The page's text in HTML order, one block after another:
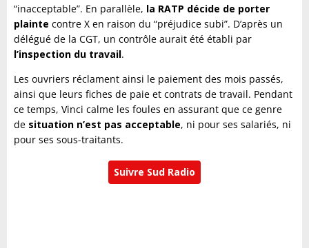
“inacceptable”. En parallèle, la RATP décide de porter
plainte contre X en raison du “préjudice subi”. D’après un
délégué de la CGT, un contrôle aurait été établi par
l’inspection du travail.
Les ouvriers réclament ainsi le paiement des mois passés,
ainsi que leurs fiches de paie et contrats de travail. Pendant
ce temps, Vinci calme les foules en assurant que ce genre
de situation n’est pas acceptable, ni pour ses salariés, ni
pour ses sous-traitants.
Suivre Sud Radio